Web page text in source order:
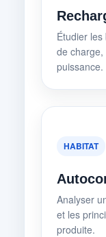
Étudier
de charge,
puissance.
HABITAT
Analyser
et les
produite.